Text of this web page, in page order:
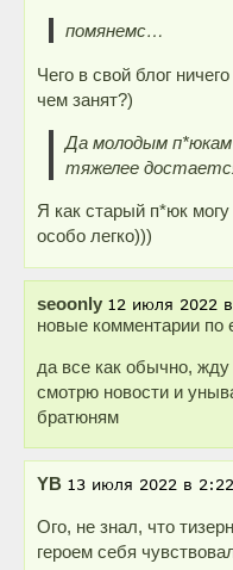
помянемс…
Чего в свой блог
чем занят?)
Да молодым п*юкам
тяжелее
Я как старый п*юк
особо легко)))
seoonly
новые комментарии по
да все как обычно,
смотрю новости и
братюням
YB
Ого, не знал, что
героем себя